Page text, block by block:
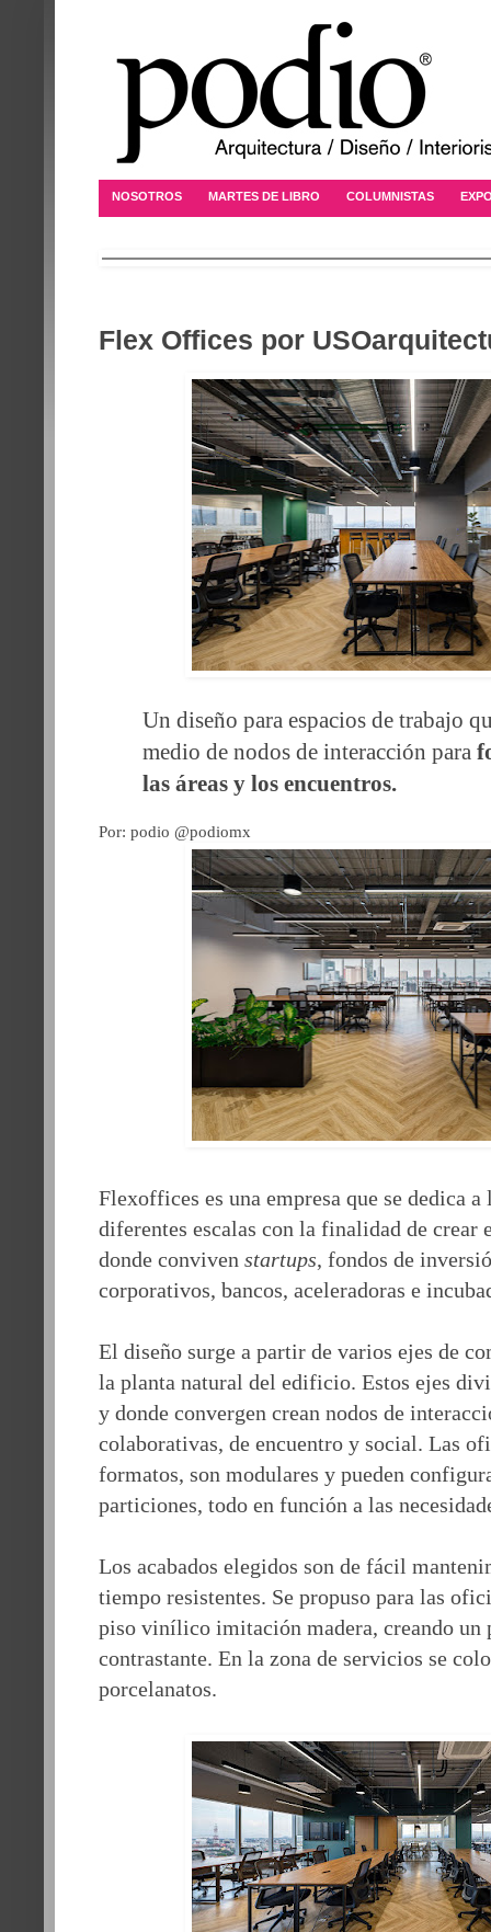
NOSOTROS MARTES DE LIBRO COLUMNISTAS
Flex Offices por
Un diseño para espacios de trabajo
medio de nodos de interacción para
las áreas y los encuentros.
Por: podio @podiomx
Flexoffices es una empresa que se dedica
diferentes escalas con la finalidad de crear
donde conviven startups, fondos de
corporativos, bancos, aceleradoras e
El diseño surge a partir de varios ejes de
la planta natural del edificio. Estos ejes
y donde convergen crean nodos de
colaborativas, de encuentro y social. Las
formatos, son modulares y pueden
particiones, todo en función a las
Los acabados elegidos son de fácil
tiempo resistentes. Se propuso para las
piso vinílico imitación madera, creando un
contrastante. En la zona de servicios se
porcelanatos.